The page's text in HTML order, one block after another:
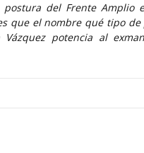
del Frente Amplio
que el nombre qué tipo
potencia al